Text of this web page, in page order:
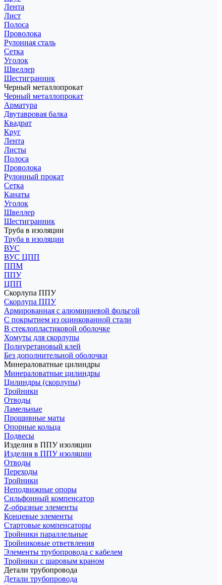
Лента
Лист
Полоса
Проволока
Рулонная сталь
Сетка
Уголок
Швеллер
Шестигранник
Черный металлопрокат
Черный металлопрокат
Арматура
Двутавровая балка
Квадрат
Круг
Лента
Листы
Полоса
Проволока
Рулонный прокат
Сетка
Канаты
Уголок
Швеллер
Шестигранник
Труба в изоляции
Труба в изоляции
ВУС
ВУС ЦПП
ППМ
ППУ
ЦПП
Скорлупа ППУ
Скорлупа ППУ
Армированная с алюминиевой фольгой
С покрытием из оцинкованной стали
В стеклопластиковой оболочке
Хомуты для скорлупы
Полиуретановый клей
Без дополнительной оболочки
Минераловатные цилиндры
Минераловатные цилиндры
Цилиндры (скорлупы)
Тройники
Отводы
Ламельные
Прошивные маты
Опорные кольца
Подвесы
Изделия в ППУ изоляции
Изделия в ППУ изоляции
Отводы
Переходы
Тройники
Неподвижные опоры
Cильфонный компенсатор
Z-образные элементы
Концевые элементы
Стартовые компенсаторы
Тройники параллельные
Тройниковые ответвления
Элементы трубопровода с кабелем
Тройники с шаровым краном
Детали трубопровода
Детали трубопровода